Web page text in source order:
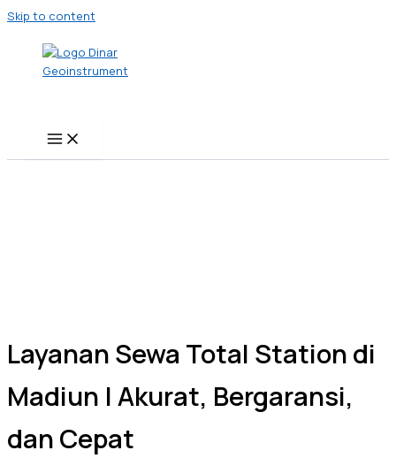
Skip to content
Layanan Sewa Total Station di
Madiun | Akurat, Bergaransi,
dan Cepat